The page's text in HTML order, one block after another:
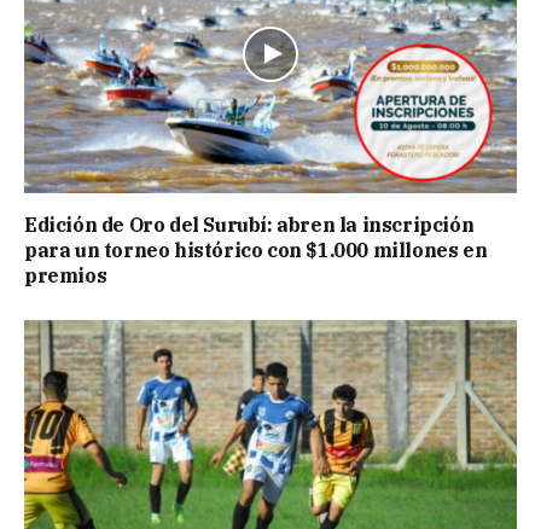
Edición de Oro del Surubí: abren la inscripción
para un torneo histórico con $1.000 millones en
premios